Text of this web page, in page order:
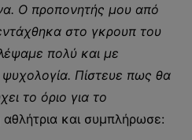
Ο προπονητής μου από
στο γκρουπ του
πολύ και με
Πίστευε πως θα
το όριο για το
αθλήτρια και συμπλήρωσε: